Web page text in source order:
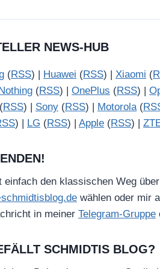
NEWS-HUB
(RSS) | Huawei (RSS) | Xiaomi (
(RSS) | OnePlus (RSS) |
(RSS) | Sony (RSS) | Motorola(
) | LG (RSS) | Apple (RSS) |
einfach den klassischen Weg
wählen oder mir
in meiner Telegram-Gruppe
SCHMIDTIS BLOG?